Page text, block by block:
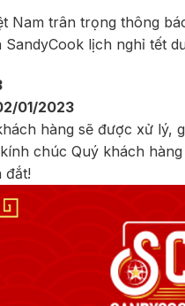
Nam trân trọng thông
lịch nghỉ tết
01/2023
hàng sẽ được xử lý,
chúc Quý khách
đắt!